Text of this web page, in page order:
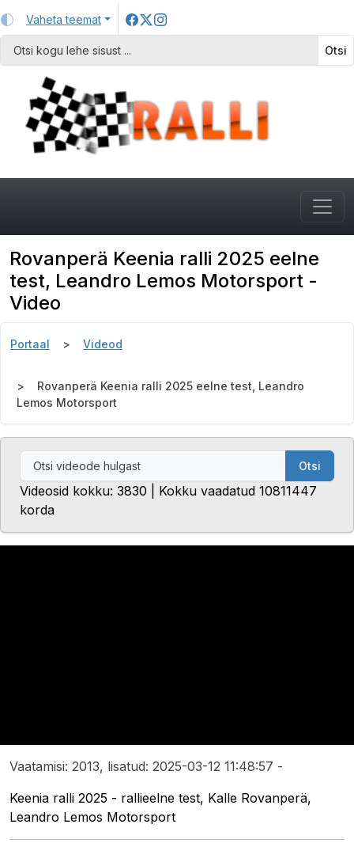
Vaheta teemat
Otsi
Rovanperä Keenia ralli 2025 eelne
test, Leandro Lemos Motorsport -
Video
Portaal Videod
Rovanperä Keenia ralli 2025 eelne test, Leandro
Lemos Motorsport
Otsi
Videosid kokku: 3830 | Kokku vaadatud 10811447
korda
Vaatamisi: 2013, lisatud: 2025-03-12 11:48:57 -
Keenia ralli 2025 - rallieelne test, Kalle Rovanperä,
Leandro Lemos Motorsport